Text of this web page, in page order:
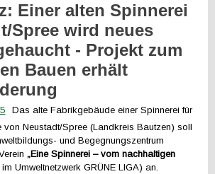
Einer alten Spinnerei
Spree wird neues
- Projekt zum
Bauen erhält
Das alte Fabrikgebäude einer Spinnerei für
von Neustadt/Spree (Landkreis Bautzen) soll
und Begegnungszentrum
„Eine Spinnerei – vom nachhaltigen
Umweltnetzwerk GRÜNE LIGA) an.